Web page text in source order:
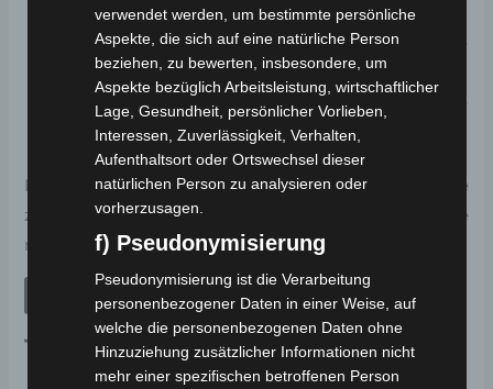
Unterboden) – bis zu 135 km
80 Ah Batterien (4 Batterien: Untersitz +
Unterboden inkl. Austausch) – bis zu 200 km
110 Ah
Batterien (4 Batterien: Untersitz +
Unterboden inkl. Austausch) – bis zu 270 km
Das CP-7 kann individuell auf die Bedürfnisse
zugeschnitten werden, indem wir auf Anfrage
maßgeschneiderte Umbauten ermöglichen.
JETZT ANFRAGEN
Technische Maße:
verwendet werden, um bestimmte persönliche
Aspekte, die sich auf eine natürliche Person
beziehen, zu bewerten, insbesondere, um
Aspekte bezüglich Arbeitsleistung, wirtschaftlicher
Lage, Gesundheit, persönlicher Vorlieben,
Interessen, Zuverlässigkeit, Verhalten,
Aufenthaltsort oder Ortswechsel dieser
natürlichen Person zu analysieren oder
vorherzusagen.
f) Pseudonymisierung
Pseudonymisierung ist die Verarbeitung
personenbezogener Daten in einer Weise, auf
welche die personenbezogenen Daten ohne
Hinzuziehung zusätzlicher Informationen nicht
mehr einer spezifischen betroffenen Person